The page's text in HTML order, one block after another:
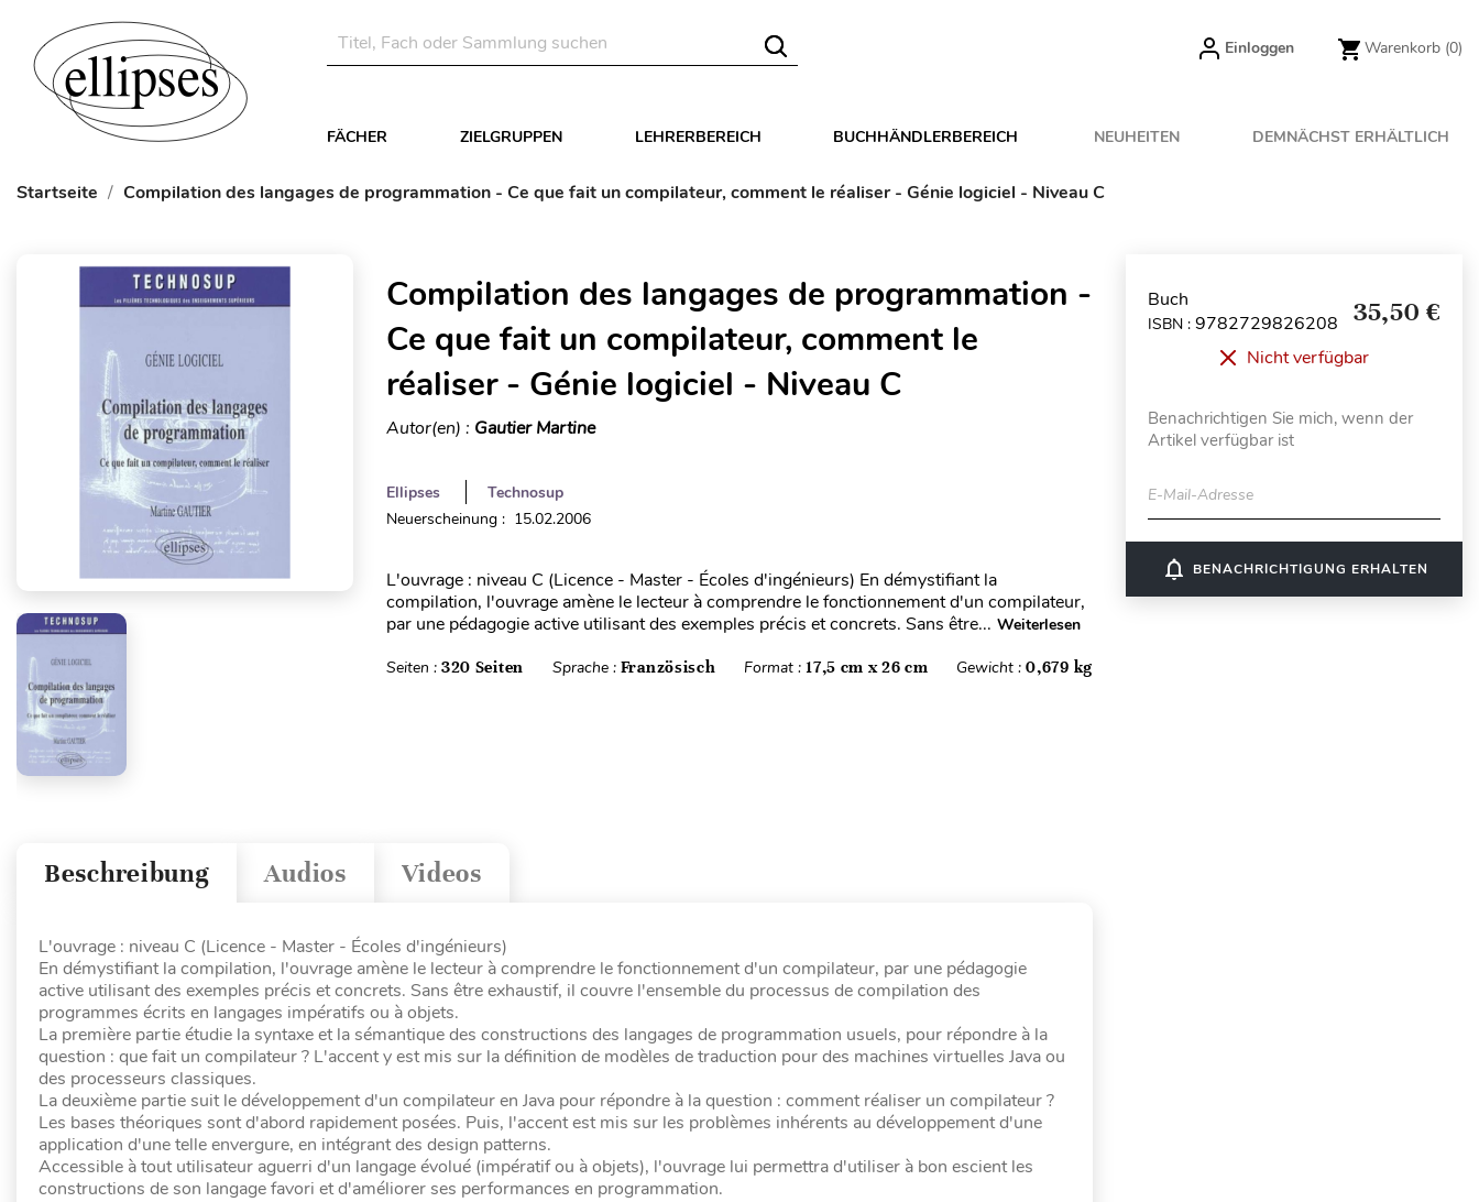
Einloggen Warenkorb (0)
FÄCHER ZIELGRUPPEN LEHRERBEREICH BUCHHÄNDLERBEREICH NEUHEITEN DEMNÄCHST ERHÄLTLICH
Startseite Compilation des langages de programmation - Ce que fait un compilateur, comment le réaliser - Génie logiciel - Niveau C
Compilation des langages de programmation -
Ce que fait un compilateur, comment le
réaliser - Génie logiciel - Niveau C
Autor(en) : Gautier Martine
Ellipses
Technosup
Neuerscheinung : 15.02.2006
L'ouvrage : niveau C (Licence - Master - Écoles d'ingénieurs) En démystifiant la
compilation, l'ouvrage amène le lecteur à comprendre le fonctionnement d'un compilateur,
par une pédagogie active utilisant des exemples précis et concrets. Sans être... Weiterlesen
Seiten : 320 Seiten Sprache : Französisch Format :17,5 cm x 26 cm Gewicht :0,679 kg
Videos
Audios
Beschreibung
L'ouvrage : niveau C (Licence - Master - Écoles d'ingénieurs)
En démystifiant la compilation, l'ouvrage amène le lecteur à comprendre le fonctionnement d'un compilateur, par une pédagogie
active utilisant des exemples précis et concrets. Sans être exhaustif, il couvre l'ensemble du processus de compilation des
programmes écrits en langages impératifs ou à objets.
La première partie étudie la syntaxe et la sémantique des constructions des langages de programmation usuels, pour répondre à la
question : que fait un compilateur ? L'accent y est mis sur la définition de modèles de traduction pour des machines virtuelles Java ou
des processeurs classiques.
La deuxième partie suit le développement d'un compilateur en Java pour répondre à la question : comment réaliser un compilateur ?
Les bases théoriques sont d'abord rapidement posées. Puis, l'accent est mis sur les problèmes inhérents au développement d'une
application d'une telle envergure, en intégrant des design patterns.
Accessible à tout utilisateur aguerri d'un langage évolué (impératif ou à objets), l'ouvrage lui permettra d'utiliser à bon escient les
constructions de son langage favori et d'améliorer ses performances en programmation.
Buch
ISBN : 9782729826208 35,50 €
Nicht verfügbar
Benachrichtigen Sie mich, wenn der
Artikel verfügbar ist
E-Mail-Adresse
notifications_none BENACHRICHTIGUNG ERHALTEN